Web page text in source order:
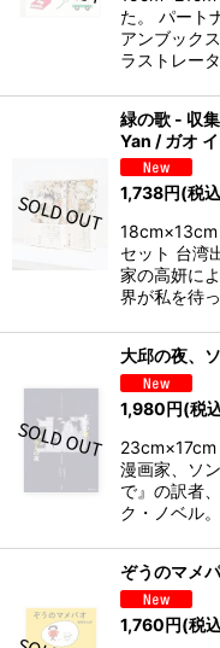
た。 パート
アンブック
ラストレー
緑の歌 - 収
Yan / ガオ イ
1,738円(税
セット 台湾
家の高妍に
界が私を待
大邱の夜、
1,980円(税
23cm×17cm
漫画家、ソ
で』の訳者
ク・ノベル
ぞうのマメ
1,760円(税